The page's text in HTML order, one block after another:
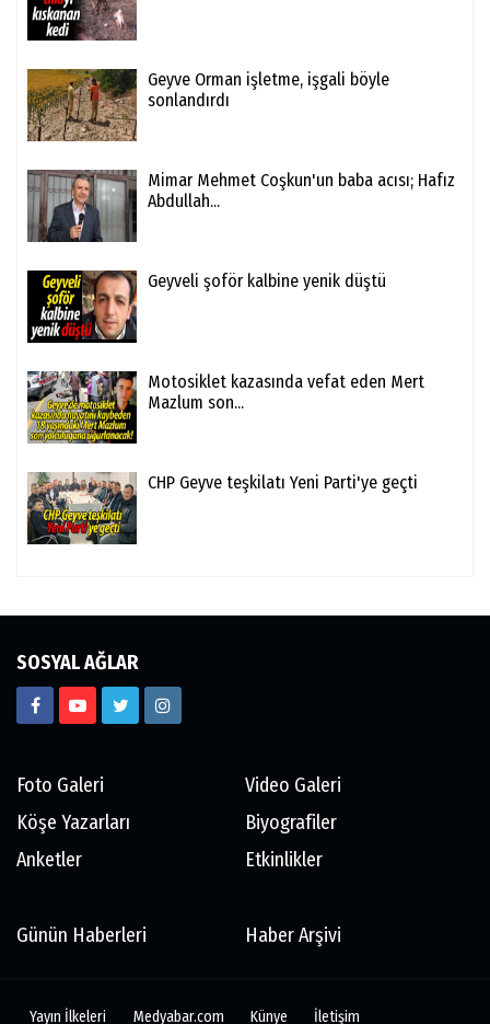
Geyve Orman işletme, işgali böyle
sonlandırdı
Mimar Mehmet Coşkun'un baba acısı; Hafız
Abdullah...
Geyveli şoför kalbine yenik düştü
Motosiklet kazasında vefat eden Mert
Mazlum son...
CHP Geyve teşkilatı Yeni Parti'ye geçti
SOSYAL AĞLAR
Foto Galeri
Video Galeri
Köşe Yazarları
Biyografiler
Anketler
Etkinlikler
Günün Haberleri Haber Arşivi
Yayın İlkeleri Medyabar.com Künye İletişim